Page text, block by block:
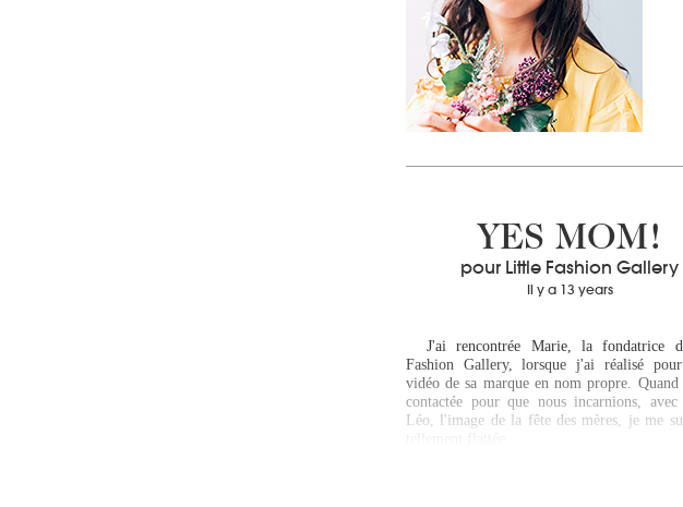
YES MOM!
pour Little Fashion Gallery
Il y a 13 years
J'ai rencontrée Marie, la fondatrice
Fashion Gallery, lorsque j'ai réalisé
vidéo de sa marque en nom propre.
contactée pour que nous incarnions,
Léo, l'image de la fête des mères, je me